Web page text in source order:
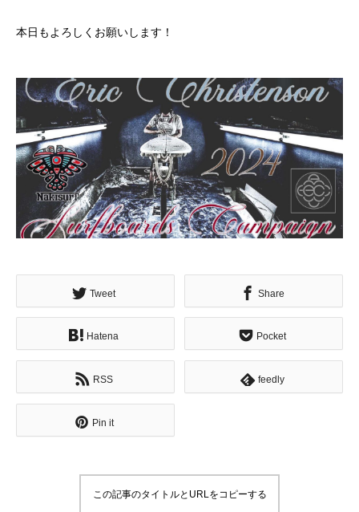
本日もよろしくお願いします！
Tweet Share
Hatena Pocket
RSS feedly
Pin it
この記事のタイトルとURLをコピーする